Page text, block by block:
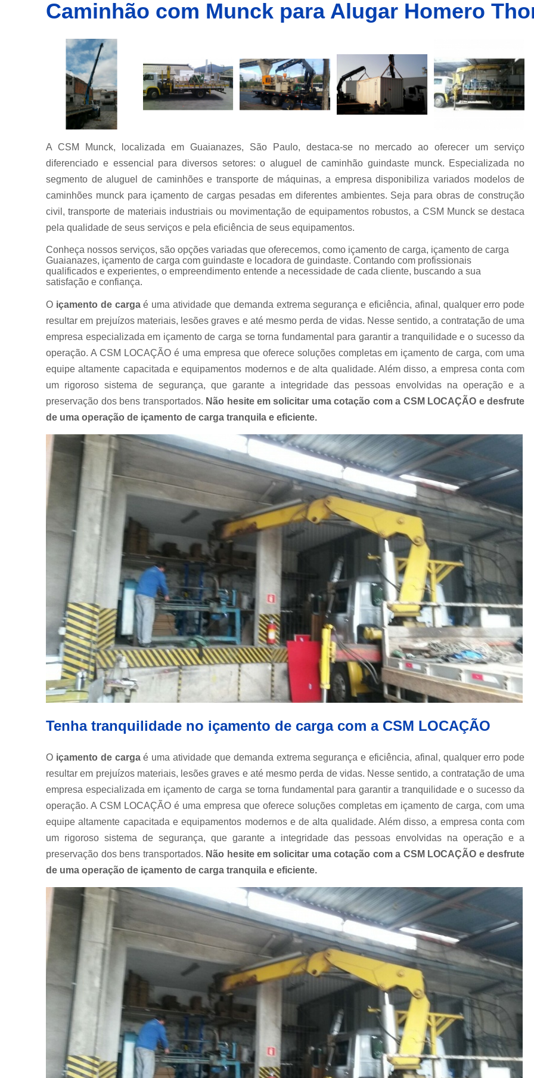
Empresa
de
Empresas
de
transportes
de
containers
Locação de
Locação de
munck
Locações
caminhão
munck
Muncks
Muncks
para locar
Munk para
alugar
Munk para
Transportes
caminhão
munck
Transportes
de
containers
Transportes
máquinas
Caminhões Muncks de Alocação
Caminhões com Muncks para Alugueis
Caminhões Muncks de
Caminhões Tipo Munck para
Caminhões com Munck para
Caminhões com Muncks para
Caminhões Muncks de
Caminhões Tipo Munck para
Locações de Caminhões
Empresa de Carreta para Transporte de
Empresa de Transporte
Empresa de Transporte Rodoviário de
Empresa de Transportes
Empresa Transportadora de Container
Carreta para Transporte de
Transportadora de Containers
Transporte Containers
Transportes Container
Içamento com Caminhão Munck
Içamento de Carga com
Içamento de Carga em Obras
Içamento de Carga Pesada
Movimentação de Carga
Locação de Guindaste
Locação de Guindaste com Operador
Locação de Guindaste para
Locação Guindaste Hidráulico
Serviço de Locação de
Aluguel de Guindaste
Locação de
Locação de Guindaste Articulado
Locação de Munck para Levantar Vigas
Caminhão Munck para Locação e
Contratar Munck
Locação de Caminhão Munck
Locação e Transporte de
Caminhões com Muncks para
Caminhão com Munck para
Caminhão Guindaste Munck para
Caminhão
Caminhão Prancha com Munck para
Caminhão Tipo Munck para Aluguel
Locações de Munck
Locações de
Munck Locar
Munck para Locação
Caminhão com Munck para Alugar Homero
A CSM Munck, localizada em Guaianazes, São Paulo, destaca-se no mercado ao oferecer um serviço
diferenciado e essencial para diversos setores: o aluguel de caminhão guindaste munck. Especializada no
segmento de aluguel de caminhões e transporte de máquinas, a empresa disponibiliza variados modelos de
caminhões munck para içamento de cargas pesadas em diferentes ambientes. Seja para obras de construção
civil, transporte de materiais industriais ou movimentação de equipamentos robustos, a CSM Munck se destaca
pela qualidade de seus serviços e pela eficiência de seus equipamentos.
Conheça nossos serviços, são opções variadas que oferecemos, como içamento de carga, içamento de carga
Guaianazes, içamento de carga com guindaste e locadora de guindaste. Contando com profissionais
qualificados e experientes, o empreendimento entende a necessidade de cada cliente, buscando a sua
satisfação e confiança.
O içamento de cargaé uma atividade que demanda extrema segurança e eficiência, afinal, qualquer erro pode
resultar em prejuízos materiais, lesões graves e até mesmo perda de vidas. Nesse sentido, a contratação de uma
empresa especializada em içamento de carga se torna fundamental para garantir a tranquilidade e o sucesso da
operação. A CSM LOCAÇÃO é uma empresa que oferece soluções completas em içamento de carga, com uma
equipe altamente capacitada e equipamentos modernos e de alta qualidade. Além disso, a empresa conta com
um rigoroso sistema de segurança, que garante a integridade das pessoas envolvidas na operação e a
preservação dos bens transportados. Não hesite em solicitar uma cotação com a CSM LOCAÇÃO e desfrute
de uma operação de içamento de carga tranquila e eficiente.
Tenha tranquilidade no içamento de carga com a CSM LOCAÇÃO
O içamento de cargaé uma atividade que demanda extrema segurança e eficiência, afinal, qualquer erro pode
resultar em prejuízos materiais, lesões graves e até mesmo perda de vidas. Nesse sentido, a contratação de uma
empresa especializada em içamento de carga se torna fundamental para garantir a tranquilidade e o sucesso da
operação. A CSM LOCAÇÃO é uma empresa que oferece soluções completas em içamento de carga, com uma
equipe altamente capacitada e equipamentos modernos e de alta qualidade. Além disso, a empresa conta com
um rigoroso sistema de segurança, que garante a integridade das pessoas envolvidas na operação e a
preservação dos bens transportados. Não hesite em solicitar uma cotação com a CSM LOCAÇÃO e desfrute
de uma operação de içamento de carga tranquila e eficiente.